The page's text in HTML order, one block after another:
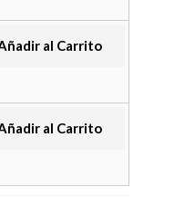
al Carrito
al Carrito